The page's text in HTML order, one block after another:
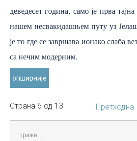
деведесет година, само је прва
нашем несвакидашњем путу уз
је то где се завршава ионако слаба
са нечим модерним.
опширније
Страна 6 од 13 Претходна
тражи...